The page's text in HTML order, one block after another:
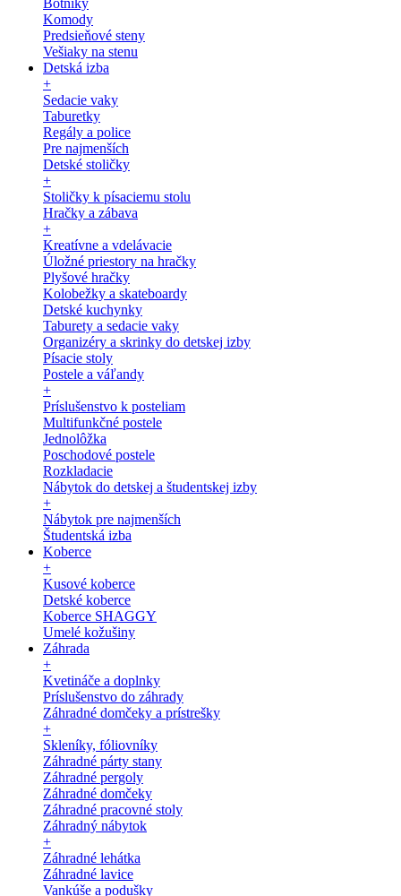
Botníky
Komody
Predsieňové steny
Vešiaky na stenu
Detská izba
+
Sedacie vaky
Taburetky
Regály a police
Pre najmenších
Detské stoličky
+
Stoličky k písaciemu stolu
Hračky a zábava
+
Kreatívne a vdelávacie
Úložné priestory na hračky
Plyšové hračky
Kolobežky a skateboardy
Detské kuchynky
Taburety a sedacie vaky
Organizéry a skrinky do detskej izby
Písacie stoly
Postele a váľandy
+
Príslušenstvo k posteliam
Multifunkčné postele
Jednolôžka
Poschodové postele
Rozkladacie
Nábytok do detskej a študentskej izby
+
Nábytok pre najmenších
Študentská izba
Koberce
+
Kusové koberce
Detské koberce
Koberce SHAGGY
Umelé kožušiny
Záhrada
+
Kvetináče a doplnky
Príslušenstvo do záhrady
Záhradné domčeky a prístrešky
+
Skleníky, fóliovníky
Záhradné párty stany
Záhradné pergoly
Záhradné domčeky
Záhradné pracovné stoly
Záhradný nábytok
+
Záhradné lehátka
Záhradné lavice
Vankúše a podušky